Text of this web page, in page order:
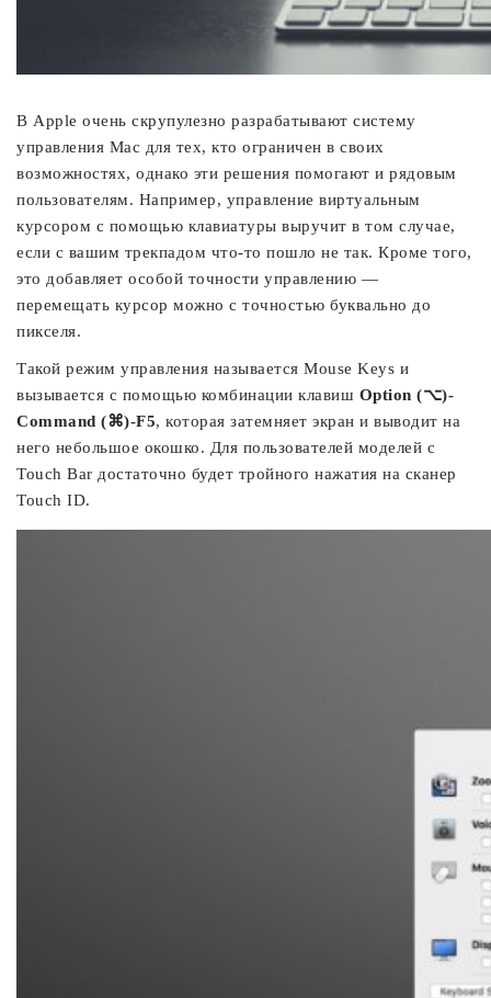
В Apple очень скрупулезно разрабатывают систему
управления Mac для тех, кто ограничен в своих
возможностях, однако эти решения помогают и рядовым
пользователям. Например, управление виртуальным
курсором с помощью клавиатуры выручит в том случае,
если с вашим трекпадом что-то пошло не так. Кроме того,
это добавляет особой точности управлению —
перемещать курсор можно с точностью буквально до
пикселя.
Такой режим управления называется Mouse Keys и
вызывается с помощью комбинации клавиш Option (⌥)-
Command (⌘)-F5, которая затемняет экран и выводит на
него небольшое окошко. Для пользователей моделей с
Touch Bar достаточно будет тройного нажатия на сканер
Touch ID.